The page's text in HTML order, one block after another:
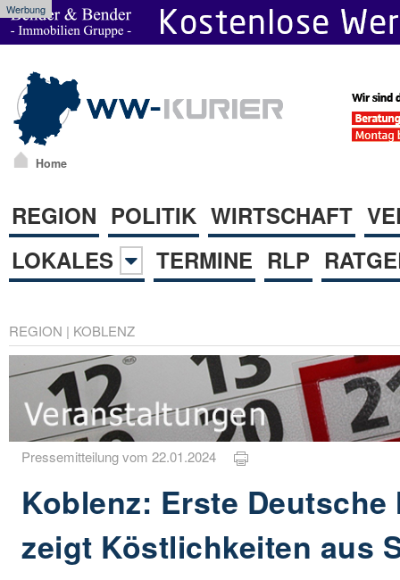
Werbung
Home
REGION POLITIK WIRTSCHAFT
LOKALES
TERMINE RLP
REGION | KOBLENZ
Pressemitteilung vom 22.01.2024
Koblenz: Erste
zeigt Köstlichkeiten aus